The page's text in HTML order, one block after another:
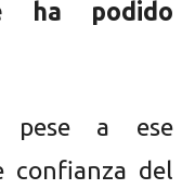
ha podido
pese a ese
confianza del